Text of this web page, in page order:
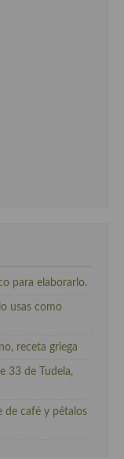
para elaborarlo.
usas como
receta griega
33 de Tudela,
de café y pétalos